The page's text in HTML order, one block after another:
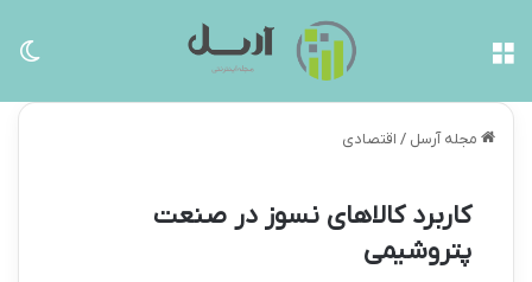
مجله آرسل / اقتصادی
کاربرد کالاهای نسوز در صنعت
پتروشیمی